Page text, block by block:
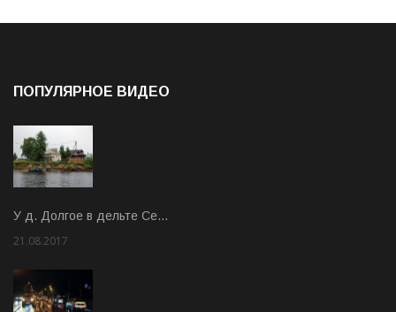
ПОПУЛЯРНОЕ ВИДЕО
У д. Долгое в дельте Се…
21.08.2017